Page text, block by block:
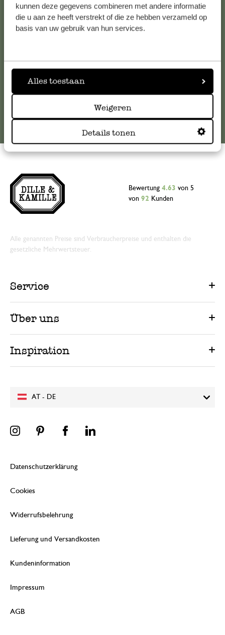
kunnen deze gegevens combineren met andere informatie
die u aan ze heeft verstrekt of die ze hebben verzameld op
basis van uw gebruik van hun services.
Alles toestaan
Weigeren
Details tonen
Falls Sie Fragen haben oder Tipps und Hilfe brauchen, wenden
Sie sich bitte an unseren Kundenservice. Oder lesen Sie hier
die Antworten aufhäufig gestellte Fragen
kundenservice@dille-kamille.at
AT - DE
Bewertung 4.63 von 5
von 92 Kunden
Alle genannten Preise sind Verbraucherpreise und enthalten die
gesetzliche Mehrwertsteuer.
Service
Über uns
Inspiration
Datenschutzerklärung
Cookies
Widerrufsbelehrung
Lieferung und Versandkosten
Kundeninformation
Impressum
AGB